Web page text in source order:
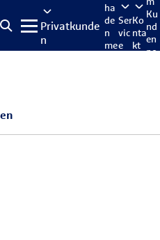
Privatkunde
n
ha
de
n
me
Ser
vic
e
Ko
nta
kt
Ku
nd
en
po